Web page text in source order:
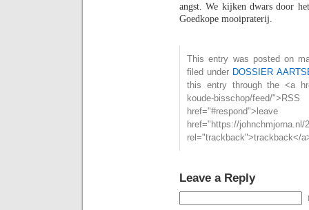
angst. We kijken dwars door
Goedkope mooipraterij.
This entry was posted on
filed under DOSSIER
this entry through the <a
koude-bisschop/
href="https://
rel="trackback">trackback</
Leave a Reply